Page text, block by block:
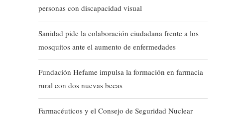
personas con discapacidad visual
Sanidad pide la colaboración ciudadana frente a los
mosquitos ante el aumento de enfermedades
Fundación Hefame impulsa la formación en farmacia
rural con dos nuevas becas
Farmacéuticos y el Consejo de Seguridad Nuclear